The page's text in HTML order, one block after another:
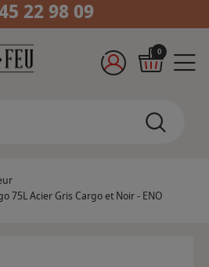
22 98 09
0
75L Acier Gris Cargo et Noir - ENO